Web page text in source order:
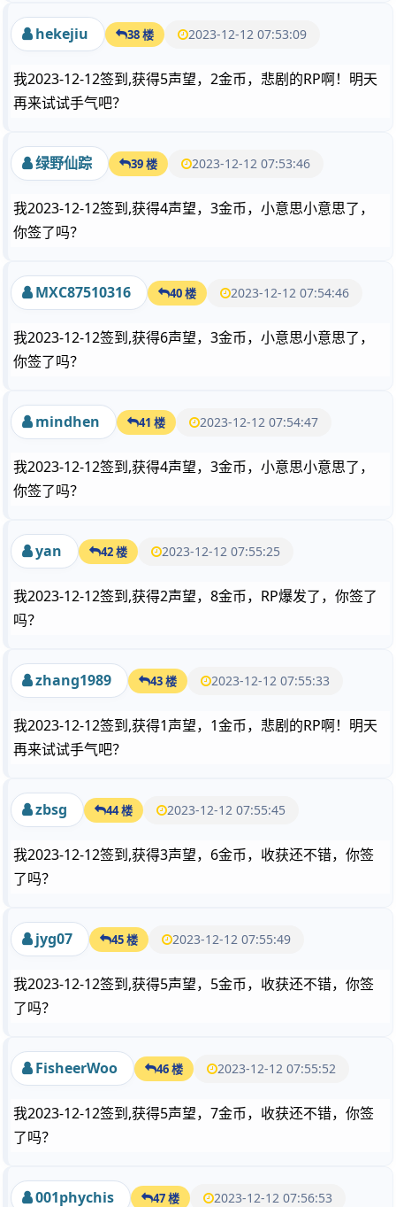
hekejiu 38 楼 2023-12-12 07:53:09
我2023-12-12签到,获得5声望，2金币，悲剧的RP啊！明天
再来试试手气吧？
绿野仙踪 39 楼 2023-12-12 07:53:46
我2023-12-12签到,获得4声望，3金币，小意思小意思了，
你签了吗？
MXC87510316 40 楼 2023-12-12 07:54:46
我2023-12-12签到,获得6声望，3金币，小意思小意思了，
你签了吗？
mindhen 41 楼 2023-12-12 07:54:47
我2023-12-12签到,获得4声望，3金币，小意思小意思了，
你签了吗？
yan 42 楼 2023-12-12 07:55:25
我2023-12-12签到,获得2声望，8金币，RP爆发了，你签了
吗？
zhang1989 43 楼 2023-12-12 07:55:33
我2023-12-12签到,获得1声望，1金币，悲剧的RP啊！明天
再来试试手气吧？
zbsg 44 楼 2023-12-12 07:55:45
我2023-12-12签到,获得3声望，6金币，收获还不错，你签
了吗？
jyg07 45 楼 2023-12-12 07:55:49
我2023-12-12签到,获得5声望，5金币，收获还不错，你签
了吗？
FisheerWoo 46 楼 2023-12-12 07:55:52
我2023-12-12签到,获得5声望，7金币，收获还不错，你签
了吗？
001phychis 47 楼 2023-12-12 07:56:53